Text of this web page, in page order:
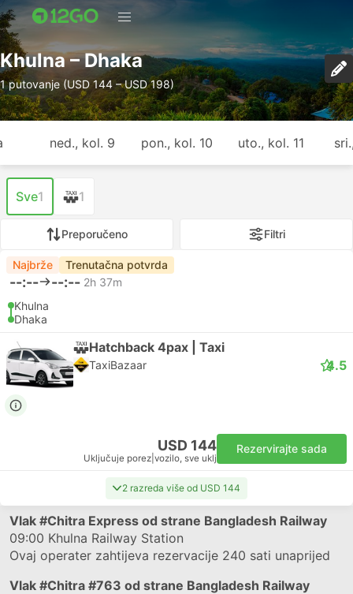
Khulna – Dhaka
1 putovanje (USD 144 – USD 198)
ned., kol. 9 pon., kol. 10 uto., kol. 11
Sve1 1
Preporučeno Filtri
Najbrže Trenutačna potvrda
--:-- --:-- 2h 37m
Khulna
Dhaka
Hatchback 4pax | Taxi
TaxiBazaar 4.5
USD 144
Uključuje porez vozilo, sve uklj
Rezervirajte sada
2 razreda više od USD 144
Vlak #Chitra Express od strane Bangladesh Railway
09:00 Khulna Railway Station
Ovaj operater zahtijeva rezervacije 240 sati unaprijed
Vlak #Chitra #763 od strane Bangladesh Railway